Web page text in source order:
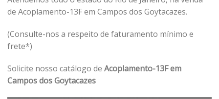
de Acoplamento-13F em Campos dos Goytacazes.
(Consulte-nos a respeito de faturamento mínimo e
frete*)
Solicite nosso catálogo de Acoplamento-13F em
Campos dos Goytacazes